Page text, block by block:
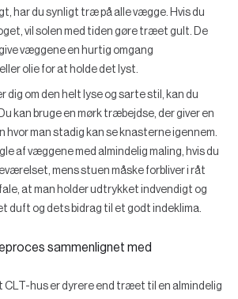
har du synligt træ på alle vægge. Hvis du
vil solen med tiden gøre træet gult. De
væggene en hurtig omgang
olie for at holde det lyst.
dig om den helt lyse og sarte stil, kan du
kan bruge en mørk træbejdse, der giver en
hvor man stadig kan se knasterne igennem.
af væggene med almindelig maling, hvis du
mens stuen måske forbliver i råt
at man holder udtrykket indvendigt og
duft og dets bidrag til et godt indeklima.
sammenlignet med
CLT-hus er dyrere end træet til en almindelig